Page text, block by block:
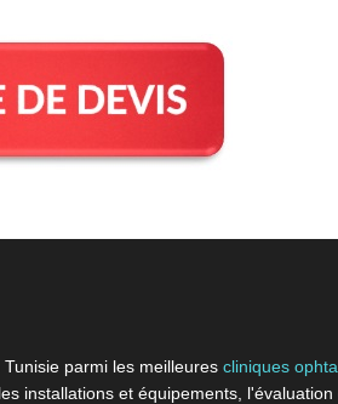
parmi les meilleures cliniques
installations et équipements,